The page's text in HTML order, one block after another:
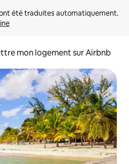
mon logement sur Airbnb